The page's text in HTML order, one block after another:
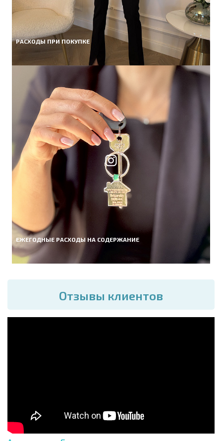
РАСХОДЫ ПРИ ПОКУПКЕ
ЕЖЕГОДНЫЕ РАСХОДЫ НА СОДЕРЖАНИЕ
Отзывы клиентов